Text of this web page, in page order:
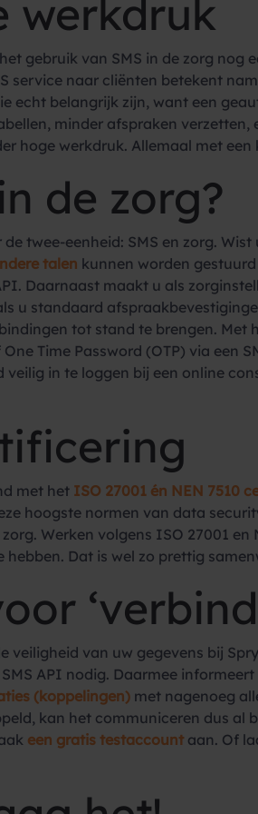
werkdruk
gebruik van SMS in de zorg
service naar cliënten betekent
echt belangrijk zijn, want een
minder afspraken
hoge werkdruk. Allemaal met
de zorg?
twee-eenheid: SMS en zorg.
talen kunnen worden
Daarnaast maakt u als
u standaard
tot stand te brengen.
Time Password (OTP) via een
in te loggen bij een online
met het ISO 27001 én NEN 7510
hoogste normen van data
Werken volgens ISO 27001
Dat is wel zo prettig
veiligheid van uw gegevens bij
API nodig. Daarmee
(koppelingen)met nagenoeg
kan het communiceren dus
een gratis testaccountaan. Of